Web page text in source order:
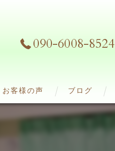
090-6008-8524
お客様の声 ブログ